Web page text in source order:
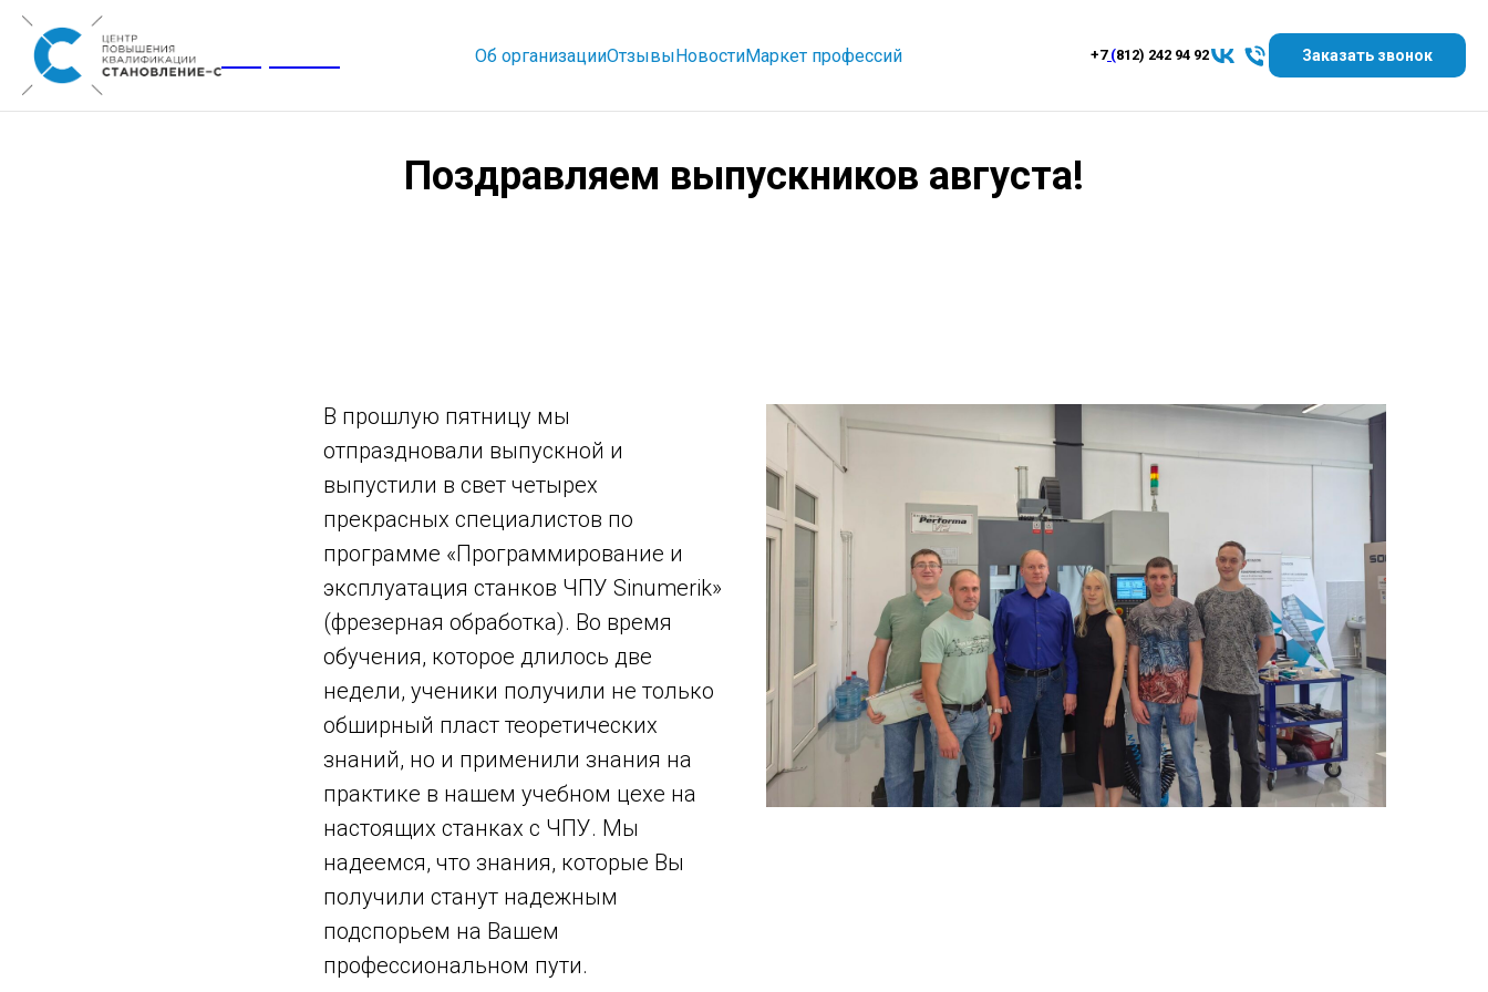
Об организацииОтзывыНовостиМаркет профессий +7(812) 242 94 92 Заказать звонок
Поздравляем выпускников августа!
В прошлую пятницу мы
отпраздновали выпускной и
выпустили в свет четырех
прекрасных специалистов по
программе «Программирование и
эксплуатация станков ЧПУ Sinumerik»
(фрезерная обработка). Во время
обучения, которое длилось две
недели, ученики получили не только
обширный пласт теоретических
знаний, но и применили знания на
практике в нашем учебном цехе на
настоящих станках с ЧПУ. Мы
надеемся, что знания, которые Вы
получили станут надежным
подспорьем на Вашем
профессиональном пути.